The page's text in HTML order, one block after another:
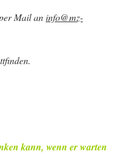
Mail aninfo@mz-
kann, wenn er warten